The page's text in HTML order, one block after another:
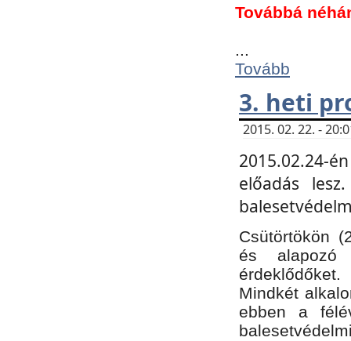
Továbbá
...
Tovább
3. heti
2015. 02. 22. -
2015.02.24-
előadás
Csütörtökön
és alapozó
érdeklődőket.
Mindkét
ebben a